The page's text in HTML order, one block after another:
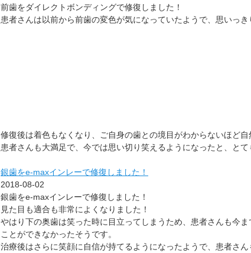
前歯をダイレクトボンディングで修復しました！
患者さんは以前から前歯の変色が気になっていたようで、思いっき
修復後は着色もなくなり、ご自身の歯との境目がわからないほど自
患者さんも大満足で、今では思い切り笑えるようになったと、とて
銀歯をe-maxインレーで修復しました！
2018-08-02
銀歯をe-maxインレーで修復しました！
見た目も適合も非常によくなりました！
やはり下の奥歯は笑った時に目立ってしまうため、患者さんも今
ことができなかったそうです。
治療後はさらに笑顔に自信が持てるようになったようで、患者さん